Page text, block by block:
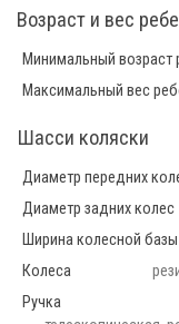
Возраст и вес
Минимальный возраст
Максимальный вес
Шасси коляски
Диаметр передних
Диаметр задних колес
Ширина колесной базы
Колеса
Ручка